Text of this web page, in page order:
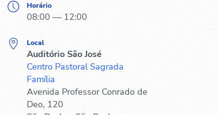
Horário
08:00 — 12:00
Local
Auditório São José
Centro Pastoral Sagrada
Família
Avenida Professor Conrado de
Deo, 120